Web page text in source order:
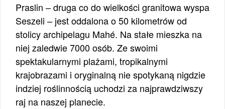
Praslin – druga co do wielkości granitowa wyspa
Seszeli – jest oddalona o 50 kilometrów od
stolicy archipelagu Mahé. Na stałe mieszka na
niej zaledwie 7000 osób. Ze swoimi
spektakularnymi plażami, tropikalnymi
krajobrazami i oryginalną nie spotykaną nigdzie
indziej roślinnością uchodzi za najprawdziwszy
raj na naszej planecie.